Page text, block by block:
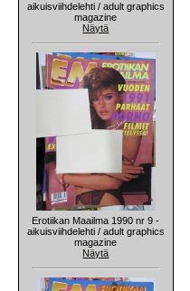
aikuisviihdelehti / adult graphics
magazine
Näytä
Erotiikan Maailma 1990 nr 9 -
aikuisviihdelehti / adult graphics
magazine
Näytä